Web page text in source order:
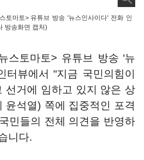
토마토> 유튜브 방송 '뉴스인사이다' 전화 인
방송화면 캡처)
스토마토> 유튜브 방송 '뉴
터뷰에서 "지금 국민의힘이
선거에 임하고 있지 않은 상
윤석열) 쪽에 집중적인 포격
민들의 전체 의견을 반영하
니다.